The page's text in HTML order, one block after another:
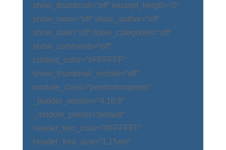
show_thumbnail=“off“ excerpt_length=“0″
show_more=“off“ show_author=“off“
show_date=“off“ show_categories=“off“
show_comments=“off“
content_color=“#FFFFFF“
show_thumbnail_mobile=“off“
module_class=“postbottomposts“
_builder_version=“4.10.8″
_module_preset=“default“
header_text_color=“#FFFFFF“
header_font_size=“1.15em“